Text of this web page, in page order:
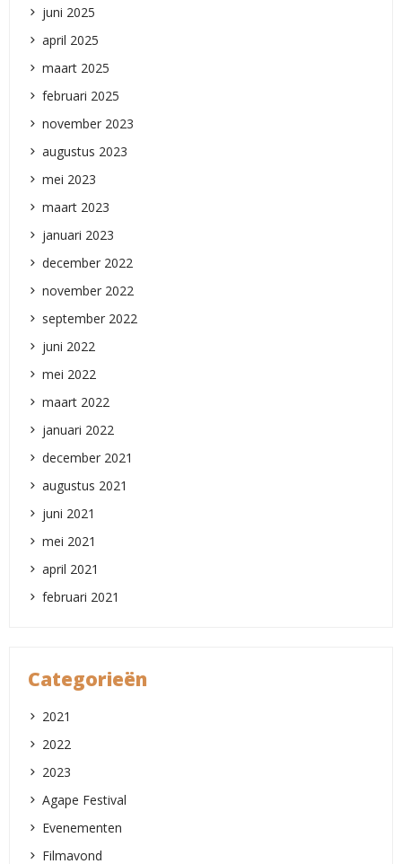
juni 2025
april 2025
maart 2025
februari 2025
november 2023
augustus 2023
mei 2023
maart 2023
januari 2023
december 2022
november 2022
september 2022
juni 2022
mei 2022
maart 2022
januari 2022
december 2021
augustus 2021
juni 2021
mei 2021
april 2021
februari 2021
Categorieën
2021
2022
2023
Agape Festival
Evenementen
Filmavond